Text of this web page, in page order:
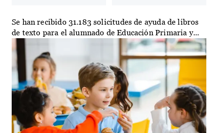
Se han recibido 31.183 solicitudes de ayuda de libros
de texto para el alumnado de Educación Primaria y...